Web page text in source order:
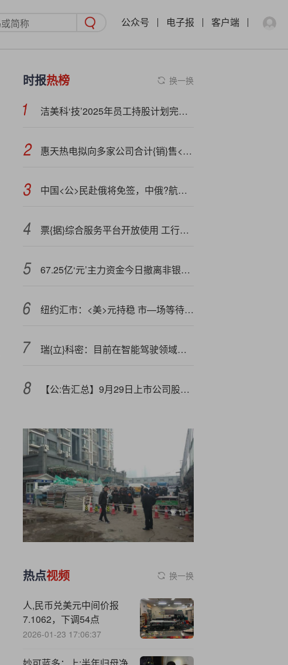
公众号 电子报 客户端
时报热榜 换一换
洁美科‘技’2025年员工持股计划完成非交易过户 共计356.50万股
惠天热电拟向多家公司合计{销}售<1>3万吨煤炭和7.5万吨煤粉 交易金额约1.9亿元
中国<公>民赴俄将免签，中俄?航线10月航班量同比增长超20％
票{据}综合服务平台开放使用 工行同日落地全国首笔平台贴现业务
67.25亿‘元’主力资金今日撤离非银金融板块
纽约汇市：<美>元持稳 市—场等待非农就业报告 英镑重挫
瑞{立}科密：目前在智能驾驶领域聚焦核心技术AEBS系统的研发与应用
【公:告汇总】9月29日上市公司股份减持一览
热点视频 换一换
人,民币兑美元中间价报
7.1062，下调54点
2026-01-23 17:06:37